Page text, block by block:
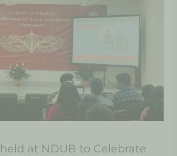
at NDUB to Celebrate